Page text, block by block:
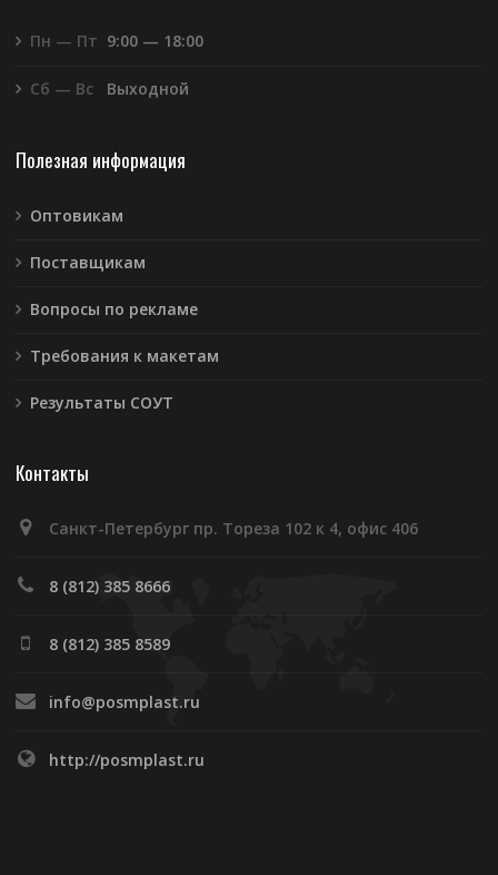
Пн — Пт 9:00 — 18:00
Сб — Вс Выходной
Полезная информация
Оптовикам
Поставщикам
Вопросы по рекламе
Требования к макетам
Результаты СОУТ
Контакты
Санкт-Петербург пр. Тореза 102 к 4, офис 406
8 (812) 385 8666
8 (812) 385 8589
info@posmplast.ru
http://posmplast.ru